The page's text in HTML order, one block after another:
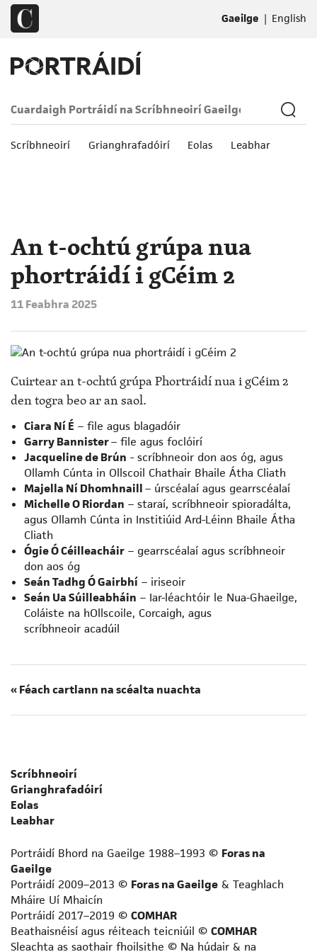
Gaeilge | English
Scríbhneoirí Grianghrafadóirí Eolas Leabhar
An t-ochtú grúpa nua
phortráidí i gCéim 2
11 Feabhra 2025
Cuirtear an t-ochtú grúpa Phortráidí nua i gCéim 2
den togra beo ar an saol.
Ciara Ní É – file agus blagadóir
Garry Bannister– file agus foclóirí
Jacqueline de Brún - scríbhneoir don aos óg, agus
Ollamh Cúnta in Ollscoil Chathair Bhaile Átha Cliath
Majella Ní Dhomhnaill– úrscéalaí agus gearrscéalaí
Michelle O Riordan – staraí, scríbhneoir spioradálta,
agus Ollamh Cúnta in Institiúid Ard-Léinn Bhaile Átha
Cliath
Ógie Ó Céilleacháir– gearrscéalaí agus scríbhneoir
don aos óg
Seán Tadhg Ó Gairbhí– iriseoir
Seán Ua Súilleabháin – Iar-léachtóir le Nua-Ghaeilge,
Coláiste na hOllscoile, Corcaigh, agus
scríbhneoir acadúil
« Féach cartlann na scéalta nuachta
Scríbhneoirí
Grianghrafadóirí
Eolas
Leabhar
Portráidí Bhord na Gaeilge 1988–1993 © Foras na
Gaeilge
Portráidí 2009–2013 © Foras na Gaeilge & Teaghlach
Mháire Uí Mhaicín
Portráidí 2017–2019 © COMHAR
Beathaisnéisí agus réiteach teicniúil © COMHAR
Sleachta as saothair fhoilsithe © Na húdair & na